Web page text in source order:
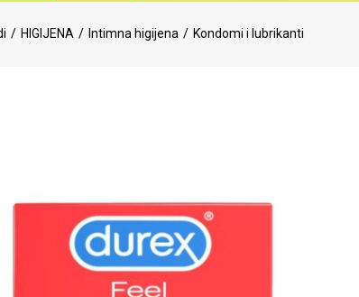
HIGIJENA Intimna higijena Kondomi i lubrikanti